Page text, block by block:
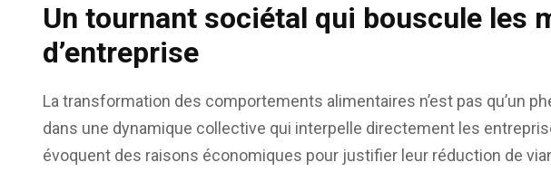
Un tournant sociétal qui bouscule les
d’entreprise
La transformation des comportements alimentaires n’est pas qu’un
dans une dynamique collective qui interpelle directement les
évoquent des raisons économiques pour justifier leur réduction de